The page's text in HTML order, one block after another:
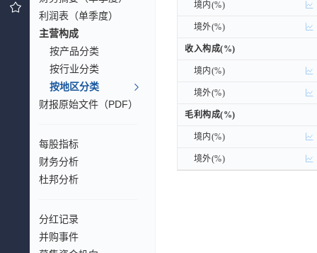
利润表（单季度）
主营构成
按产品分类
按行业分类
按地区分类
财报原始文件（PDF）
每股指标
财务分析
杜邦分析
分红记录
并购事件
境内(%)
境外(%)
收入构成(%)
境内(%)
境外(%)
毛利构成(%)
境内(%)
境外(%)
境内(%)
境外(%)
收入构成(%)
境内(%)
境外(%)
毛利构成(%)
境内(%)
境外(%)